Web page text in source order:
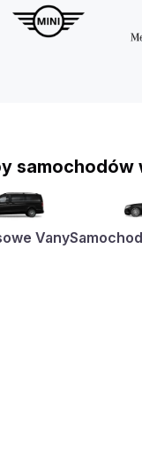
samochodów
Vany